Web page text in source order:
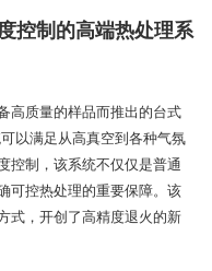
控制的高端热处理系
高质量的样品而推出的台式
以满足从高真空到各种气氛
控制，该系统不仅仅是普通
可控热处理的重要保障。该
式，开创了高精度退火的新
的要求定制了一个Minilab 02
团队非常友好且
Minilab 026已经被
愿意向其他人推荐该设备和